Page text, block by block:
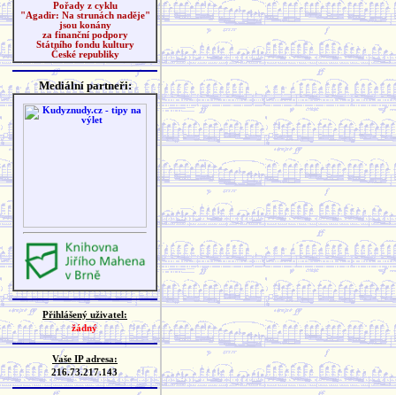
Pořady z cyklu
"Agadir: Na strunách naděje"
jsou konány
za finanční podpory
Státního fondu kultury
České republiky
Mediální partneři:
Přihlášený uživatel:
žádný
Vaše IP adresa:
216.73.217.143